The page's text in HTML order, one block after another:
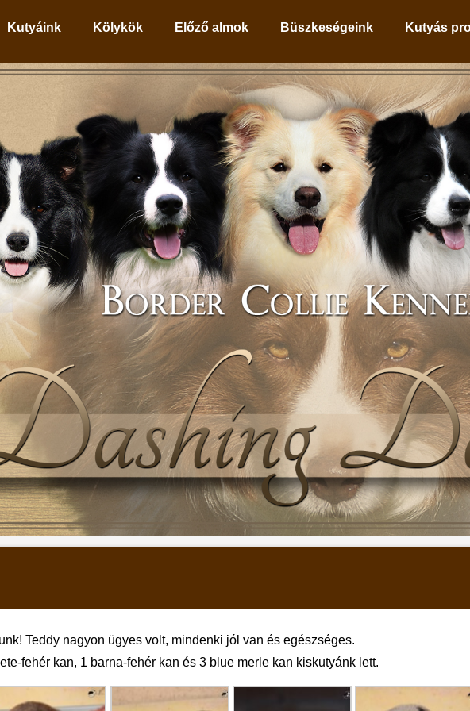
Kutyáink Kölykök Előző almok Büszkeségeink Kutyás
Teddy nagyon ügyes volt, mindenki jól van és egészséges.
fehér kan, 1 barna-fehér kan és 3 blue merle kan kiskutyánk lett.